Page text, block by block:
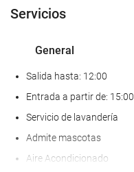
Servicios
General
Salida hasta: 12:00
Entrada a partir de: 15:00
Servicio de lavandería
Admite mascotas
Aire Acondicionado